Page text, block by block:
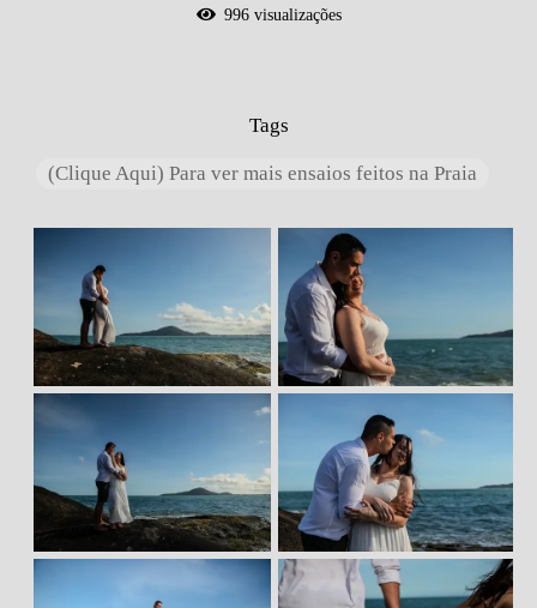
996visualizações
Tags
(Clique Aqui) Para ver mais ensaios feitos na Praia